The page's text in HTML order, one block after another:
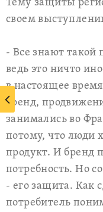
своем
- Все знают такой
ведь это ничто
в настоящее
бренд,
занимались во
потому, что люди
продукт. И бренд
потребность. Но
- его защита. Как
потребитель